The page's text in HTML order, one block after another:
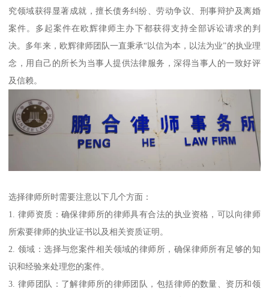
究领域获得显著成就，擅长债务纠纷、劳动争议、刑事辩护及离婚
案件。多起案件在欧辉律师主办下都获得支持全部诉讼请求的判
决。多年来，欧辉律师团队一直秉承“以信为本，以法为业”的执业理
念，用自己的所长为当事人提供法律服务，深得当事人的一致好评
及信赖。
选择律师所时需要注意以下几个方面：
1. 律师资质：确保律师所的律师具有合法的执业资格，可以向律师
所索要律师的执业证书以及相关资质证明。
2. 领域：选择与您案件相关领域的律师所，确保律师所有足够的知
识和经验来处理您的案件。
3. 律师团队：了解律师所的律师团队，包括律师的数量、资历和领